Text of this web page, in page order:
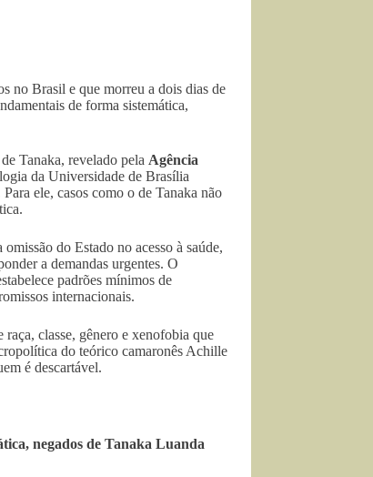
no Brasil e que morreu a dois dias de
de forma sistemática,
Tanaka, revelado pela Agência
da Universidade de Brasília
ele, casos como o de Tanaka não
do Estado no acesso à saúde,
a demandas urgentes. O
padrões mínimos de
internacionais.
raça, classe, gênero e xenofobia que
do teórico camaronês Achille
é descartável.
negados de Tanaka Luanda